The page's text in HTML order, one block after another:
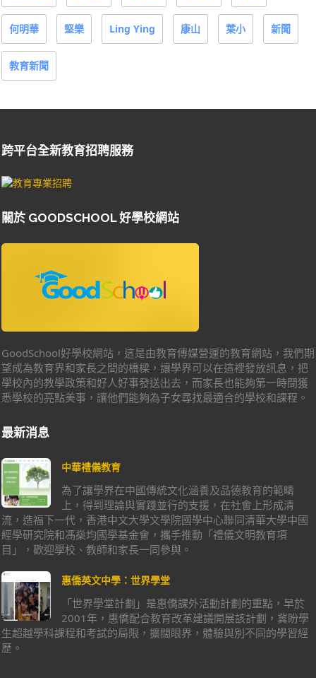
何明華 堅樂 Ling Ying 康山 葉小 新聞
教育新聞
跨平台全新教育招聘服務
關於 GOODSCHOOL 好學校網站
GoodSchool好學校網站，這是由教育傳媒營運的教育網站，我們期
望成為教育界和家長之間的橋樑，讓學界可以在這裡發放訊息，把
學校內的教學政策和好人好事發送出去，而家長也能夠第一時間獲
悉學校的亮點美事，讓他們能夠為子女尋找最適合的學校和課程。
最新消息
中華禮儀教育
為了讓學界在中國傳統文化涵養及品德教育的範疇
上，得到理論與實踐並行的支援，在社會上形成清
流，造福下一代，香港中文大學文學院國學中心聯同清華大學中國
經學研究院和馮燊均國學基金會，攜手推動「禮儀文明教育項
目」，歡迎學校、教師和家長一同參與。
惠僑英文中學：世界學堂
「世界學堂計劃」是惠僑課外活動計劃的重點，早於
2001年，惠僑配合教育改革建議開展該計劃，冀盼學
生超越學科課程和考試的局限，擴闊眼界，體驗與別不同的學習經
歷。